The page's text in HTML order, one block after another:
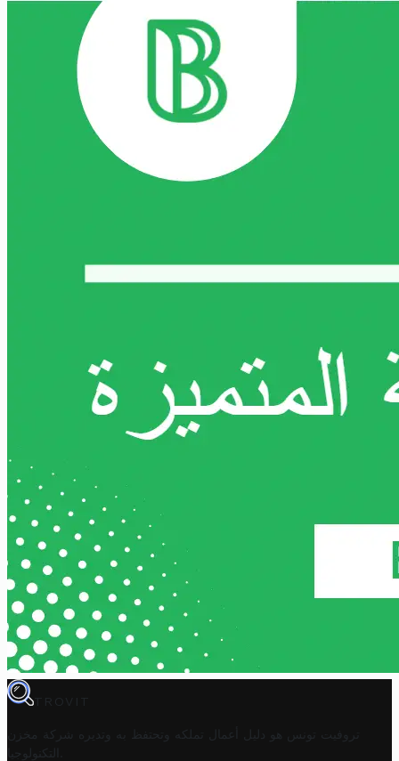
TROVIT
تروفيت تونس هو دليل أعمال تملكه وتحتفظ به وتديره
شركة مخزن
التكنولوجيا